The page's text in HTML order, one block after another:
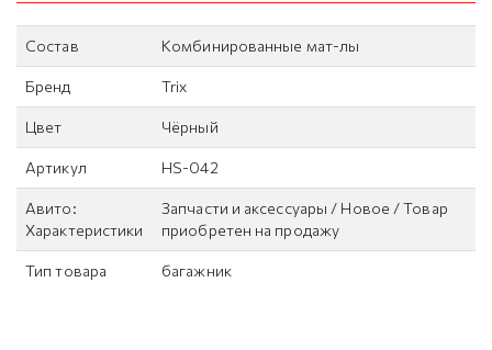
Состав Комбинированные мат-лы
Бренд Trix
Цвет Чёрный
Артикул HS-042
Авито:
Характеристики
Запчасти и аксессуары / Новое / Товар
приобретен на продажу
Тип товара багажник